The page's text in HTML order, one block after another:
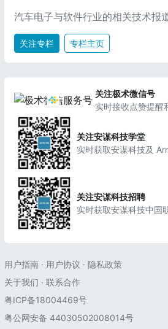
汽车电子与软件行业的相关技术报
关注专栏 专栏主页
关注极术微信号
实时接收点赞提醒
关注安谋科技学堂
实时获取安谋科技及
关注安谋科技招聘
实时获取安谋科技中国
用户指南 · 用户协议 · 隐私政策
关于我们 · 联系合作
粤ICP备18004469号
粤公网安备 44030502008014号